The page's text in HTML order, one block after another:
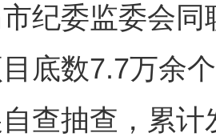
委监委会同
底数7.7万余
查抽查，累